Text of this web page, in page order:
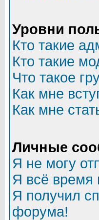
Уровни
Кто такие
Кто такие
Что такое
Как мне
Как мне
Личные
Я не могу
Я всё время
Я получил
форума!